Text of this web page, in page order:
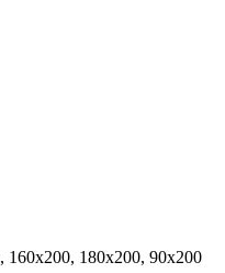
160x200, 180x200, 90x200